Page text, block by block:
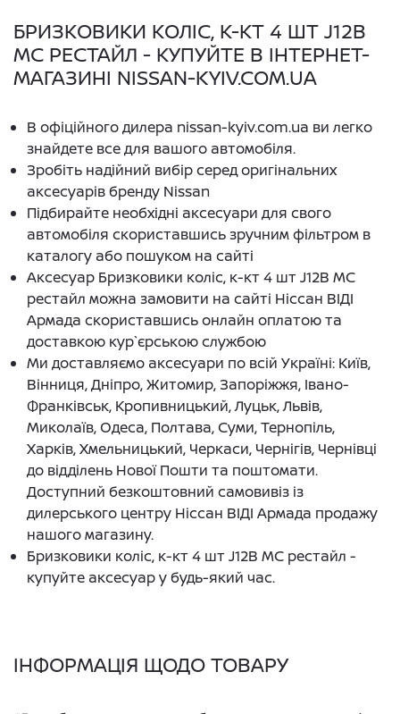
БРИЗКОВИКИ КОЛІС, К-КТ 4 ШТ J12B
MC РЕСТАЙЛ - КУПУЙТЕ В ІНТЕРНЕТ-
МАГАЗИНІ NISSAN-KYIV.COM.UA
В офіційного дилера nissan-kyiv.com.ua ви легко
знайдете все для вашого автомобіля.
Зробіть надійний вибір серед оригінальних
аксесуарів бренду Nissan
Підбирайте необхідні аксесуари для свого
автомобіля скориставшись зручним фільтром в
каталогу або пошуком на сайті
Аксесуар Бризковики коліс, к-кт 4 шт J12B MC
рестайл можна замовити на сайті Ніссан ВІДІ
Армада скориставшись онлайн оплатою та
доставкою кур`єрською службою
Ми доставляємо аксесуари по всій Україні: Київ,
Вінниця, Дніпро, Житомир, Запоріжжя, Івано-
Франківськ, Кропивницький, Луцьк, Львів,
Миколаїв, Одеса, Полтава, Суми, Тернопіль,
Харків, Хмельницький, Черкаси, Чернігів, Чернівці
до відділень Нової Пошти та поштомати.
Доступний безкоштовний самовивіз із
дилерського центру Ніссан ВІДІ Армада продажу
нашого магазину.
Бризковики коліс, к-кт 4 шт J12B MC рестайл -
купуйте аксесуар у будь-який час.
ІНФОРМАЦІЯ ЩОДО ТОВАРУ